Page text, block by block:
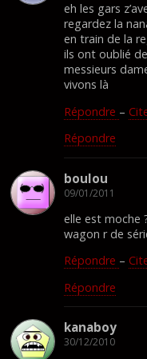
eh les gars
regardez la
en train de la
ils ont oublié
messieurs
vivons là
Répondre –
Répondre
boulou
09/01/2011
elle est moche
wagon r de
Répondre –
Répondre
kanaboy
30/12/2010